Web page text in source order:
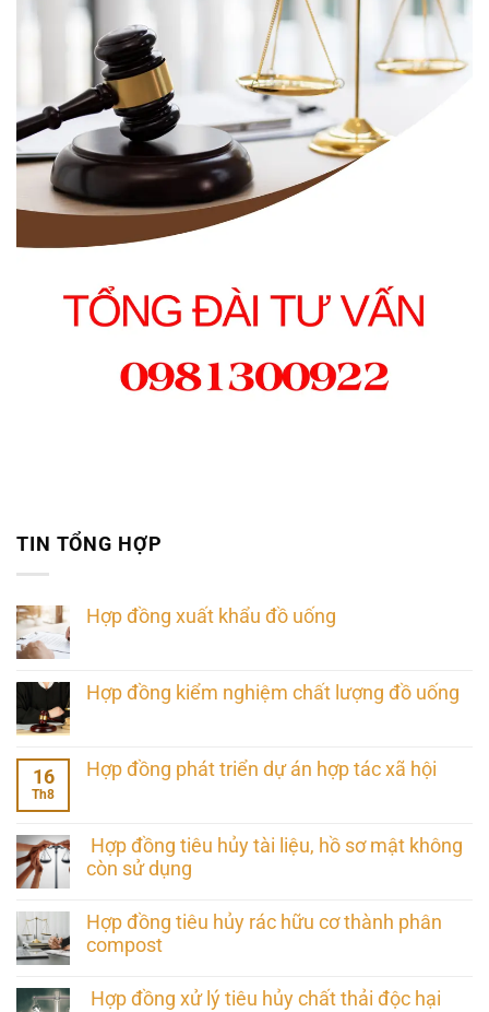
TIN TỔNG HỢP
Hợp đồng xuất khẩu đồ uống
Hợp đồng kiểm nghiệm chất lượng đồ uống
16
Th8
Hợp đồng phát triển dự án hợp tác xã hội
Hợp đồng tiêu hủy tài liệu, hồ sơ mật không
còn sử dụng
Hợp đồng tiêu hủy rác hữu cơ thành phân
compost
Hợp đồng xử lý tiêu hủy chất thải độc hại